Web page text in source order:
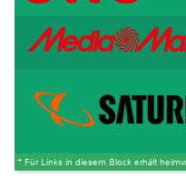
* Für Links in diesem Block erhält